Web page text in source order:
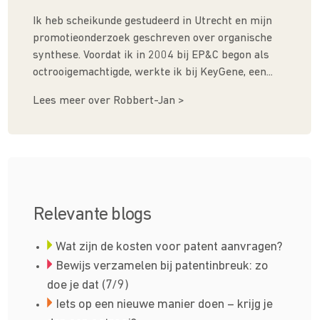
Ik heb scheikunde gestudeerd in Utrecht en mijn
promotieonderzoek geschreven over organische
synthese. Voordat ik in 2004 bij EP&C begon als
octrooigemachtigde, werkte ik bij KeyGene, een...
Lees meer over Robbert-Jan >
Relevante blogs
Wat zijn de kosten voor patent aanvragen?
Bewijs verzamelen bij patentinbreuk: zo
doe je dat (7/9)
Iets op een nieuwe manier doen – krijg je